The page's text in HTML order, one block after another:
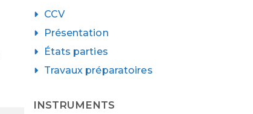
CCV
Présentation
États parties
Travaux préparatoires
INSTRUMENTS